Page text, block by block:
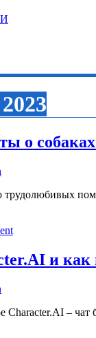
о
и как
Character.AI –